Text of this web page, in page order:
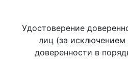
Удостоверение
лиц (за исключением
доверенности в